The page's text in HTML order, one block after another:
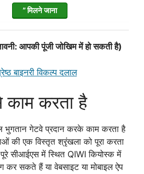
” मिलने जाना
आपकी पूंजी जोखिम में हो सकती है)
बाइनरी विकल्प दलाल
करता है
गेटवे प्रदान करके काम करता है
की एक विस्तृत श्रृंखला को पूरा करता
पूरे सीआईएस में स्थित QIWI कियोस्क में
कर सकते हैं या वेबसाइट या मोबाइल ऐप